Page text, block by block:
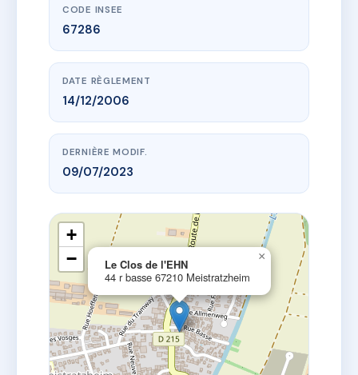
CODE INSEE
67286
DATE RÈGLEMENT
14/12/2006
DERNIÈRE MODIF.
09/07/2023
Le Clos de l'EHN
44 r basse 67210 Meistratzheim
×
+
−